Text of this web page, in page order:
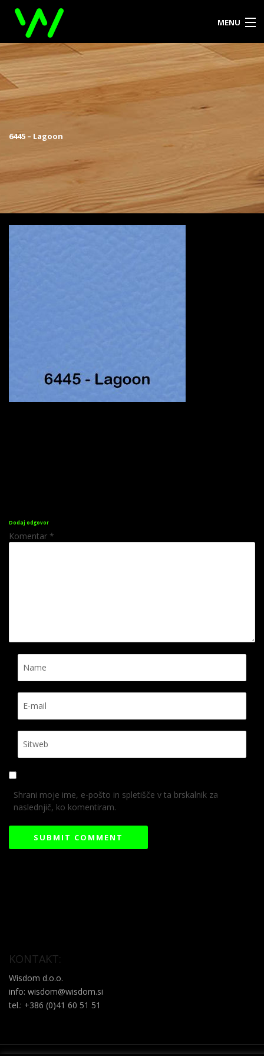
MENU
DOMOV
O PODJETJU
PRODUKTI
KONTAKT
ZA ARHITEKTE
6445 – Lagoon
Dodaj odgovor
Komentar *
Shrani moje ime, e-pošto in spletišče v ta brskalnik za
naslednjič, ko komentiram.
KONTAKT:
Wisdom d.o.o.
info: wisdom@wisdom.si
tel.: +386 (0)41 60 51 51